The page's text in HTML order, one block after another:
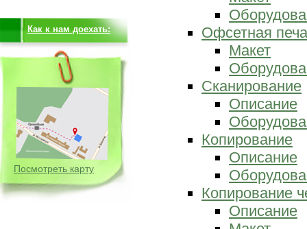
Как к нам доехать:
Посмотреть карту
Офсетная
Макет
Сканирование
Описание
Копирование
Описание
Копирование
Описание